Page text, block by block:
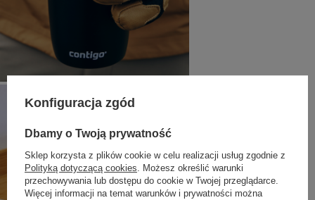
Konfiguracja zgód
Dbamy o Twoją prywatność
Sklep korzysta z plików cookie w celu realizacji usług zgodnie z
Polityką dotyczącą cookies. Możesz określić warunki
przechowywania lub dostępu do cookie w Twojej przeglądarce.
Więcej informacji na temat warunków i prywatności można